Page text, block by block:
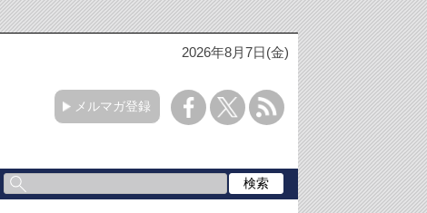
2026年8月7日(金)
メルマガ登録